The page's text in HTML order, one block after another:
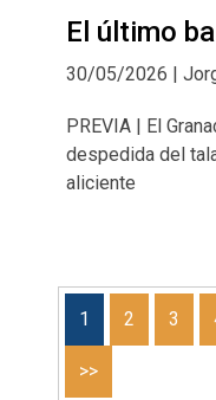
El último
30/05/2026 |
PREVIA | El
despedida del
aliciente
1 2 3
>>